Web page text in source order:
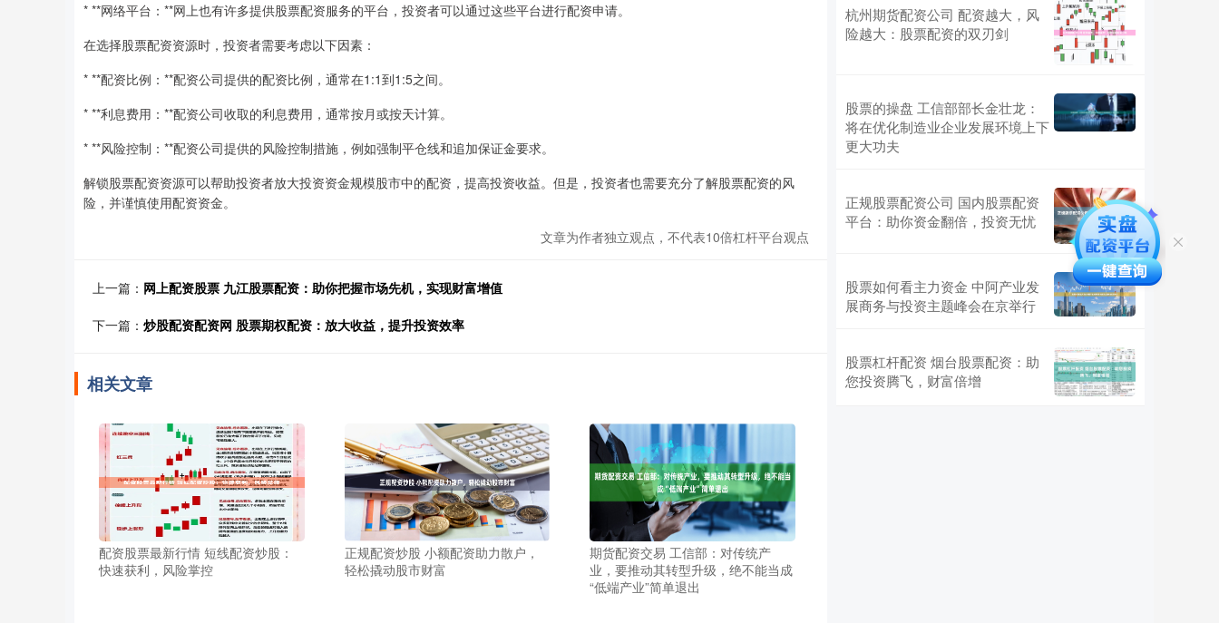
* **网络平台：**网上也有许多提供股票配资服务的平台，投资者可以通过这些平台进行配资申请。
在选择股票配资资源时，投资者需要考虑以下因素：
* **配资比例：**配资公司提供的配资比例，通常在1:1到1:5之间。
* **利息费用：**配资公司收取的利息费用，通常按月或按天计算。
* **风险控制：**配资公司提供的风险控制措施，例如强制平仓线和追加保证金要求。
解锁股票配资资源可以帮助投资者放大投资资金规模股市中的配资，提高投资收益。但是，投资者也需要充分了解股票配资的风
险，并谨慎使用配资资金。
文章为作者独立观点，不代表10倍杠杆平台观点
上一篇： 网上配资股票 九江股票配资：助你把握市场先机，实现财富增值
下一篇： 炒股配资配资网 股票期权配资：放大收益，提升投资效率
相关文章
配资股票最新行情 短线配资炒股：
快速获利，风险掌控
正规配资炒股 小额配资助力散户，
轻松撬动股市财富
期货配资交易 工信部：对传统产
业，要推动其转型升级，绝不能当成
“低端产业”简单退出
杭州期货配资公司 配资越大，风
险越大：股票配资的双刃剑
股票的操盘 工信部部长金壮龙：
将在优化制造业企业发展环境上下
更大功夫
正规股票配资公司 国内股票配资
平台：助你资金翻倍，投资无忧
股票如何看主力资金 中阿产业发
展商务与投资主题峰会在京举行
股票杠杆配资 烟台股票配资：助
您投资腾飞，财富倍增